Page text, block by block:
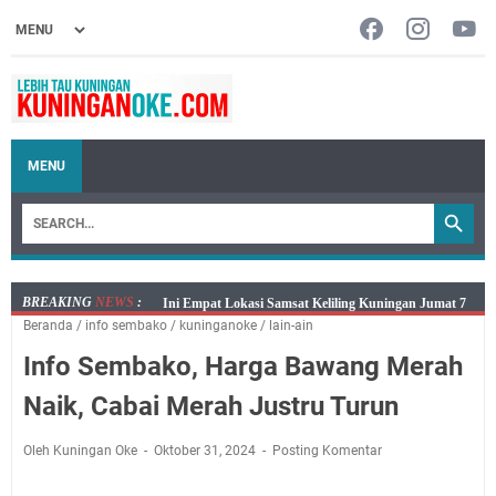
MENU
BREAKING NEWS :
Jumat 7 Agustus 2026 Mobil SIM Keliling Ada di
Kecamatan Sindangagung
Embun Pagi Jumat 8 Agustus 2026: Jika Keberkahan
Kelaparan Meskipun Memiliki Sekarung Penuh Uang
Salat Lima Waktu itu Bukan Cuma Kewajiban, Tapi
Beranda / info sembako / kuninganoke / lain-ain
Info Sembako, Harga Bawang Merah
Naik, Cabai Merah Justru Turun
Oleh Kuningan Oke Oktober 31, 2024 Posting Komentar